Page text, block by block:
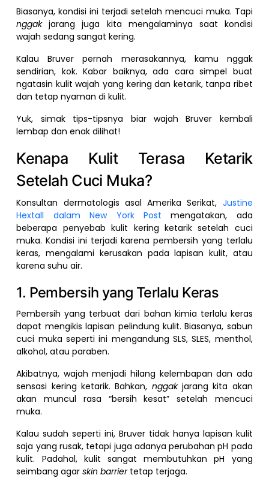
Biasanya, kondisi ini terjadi setelah mencuci muka. Tapi
nggakjarang juga kita mengalaminya saat kondisi
wajah sedang sangat kering.
Kalau Bruver pernah merasakannya, kamu nggak
sendirian, kok. Kabar baiknya, ada cara simpel buat
ngatasin kulit wajah yang kering dan ketarik, tanpa ribet
dan tetap nyaman di kulit.
Yuk, simak tips-tipsnya biar wajah Bruver kembali
lembap dan enak dilihat!
Kenapa Kulit Terasa Ketarik
Setelah Cuci Muka?
Konsultan dermatologis asal Amerika Serikat, Justine
Hextall dalam New York Post mengatakan, ada
beberapa penyebab kulit kering ketarik setelah cuci
muka. Kondisi ini terjadi karena pembersih yang terlalu
keras, mengalami kerusakan pada lapisan kulit, atau
karena suhu air.
1. Pembersih yang Terlalu Keras
Pembersih yang terbuat dari bahan kimia terlalu keras
dapat mengikis lapisan pelindung kulit. Biasanya, sabun
cuci muka seperti ini mengandung SLS, SLES, menthol,
alkohol, atau paraben.
Akibatnya, wajah menjadi hilang kelembapan dan ada
sensasi kering ketarik. Bahkan, nggak jarang kita akan
akan muncul rasa “bersih kesat” setelah mencuci
muka.
Kalau sudah seperti ini, Bruver tidak hanya lapisan kulit
saja yang rusak, tetapi juga adanya perubahan pH pada
kulit. Padahal, kulit sangat membutuhkan pH yang
seimbang agarskin barrier tetap terjaga.